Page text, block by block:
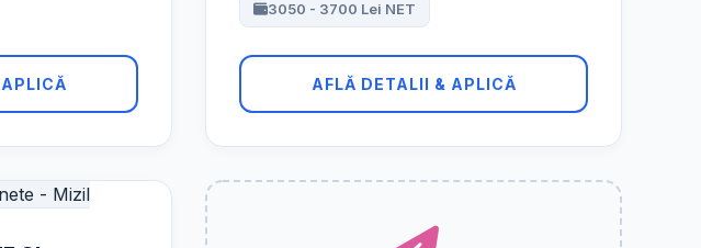
3050 - 3700 Lei NET
AFLĂ DETALII & APLICĂ